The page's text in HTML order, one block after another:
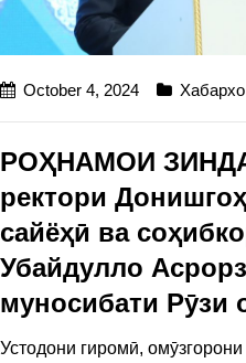
October 4, 2024 Хабархо
РОҲНАМОИ
ректори
сайёҳӣ ва
Убайдулло
муносибати Рӯзи
Устодони гиромӣ,